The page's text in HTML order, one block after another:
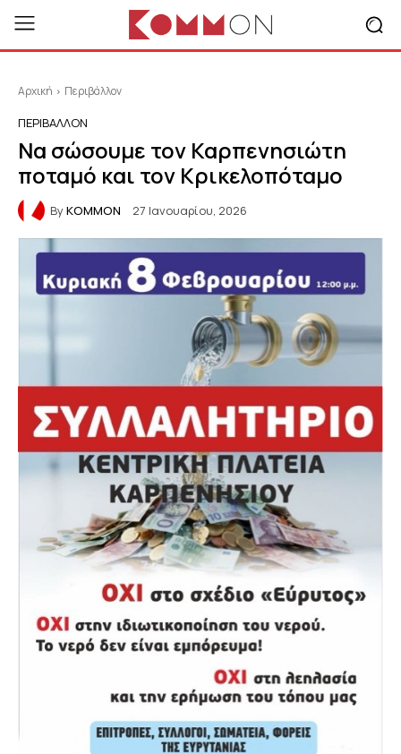
Αρχική Περιβάλλον
ΠΕΡΙΒΆΛΛΟΝ
Να σώσουμε τον Καρπενησιώτη
ποταμό και τον Κρικελοπόταμο
ByKOMMON 27 Ιανουαρίου, 2026